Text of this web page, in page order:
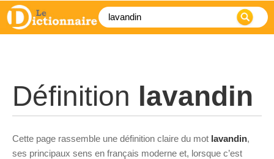
Définition lavandin
Cette page rassemble une définition claire du mot lavandin,
ses principaux sens en français moderne et, lorsque c’est